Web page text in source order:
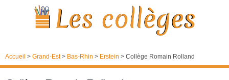
Accueil > Grand-Est> Bas-Rhin > Erstein > Collège Romain Rolland